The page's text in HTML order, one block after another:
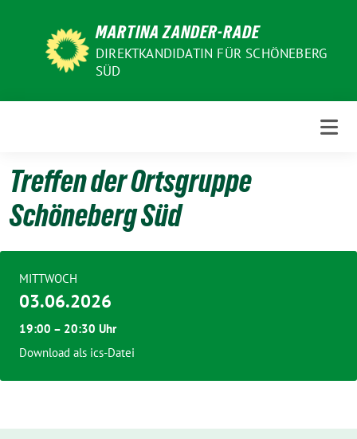
MARTINA ZANDER-RADE
DIREKTKANDIDATIN FÜR SCHÖNEBERG
SÜD
Treffen der Ortsgruppe
Schöneberg Süd
MITTWOCH
03.06.2026
19:00 – 20:30 Uhr
Download als ics-Datei